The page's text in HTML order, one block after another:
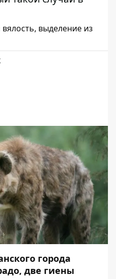
выделение из
города
две гиены